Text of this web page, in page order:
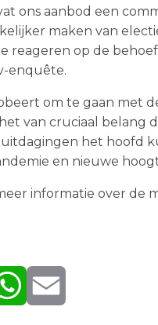
ons aanbod een
maken van
reageren op de
enquête.
om te gaan met
van cruciaal belang
het hoofd
en nieuwe
informatie over de